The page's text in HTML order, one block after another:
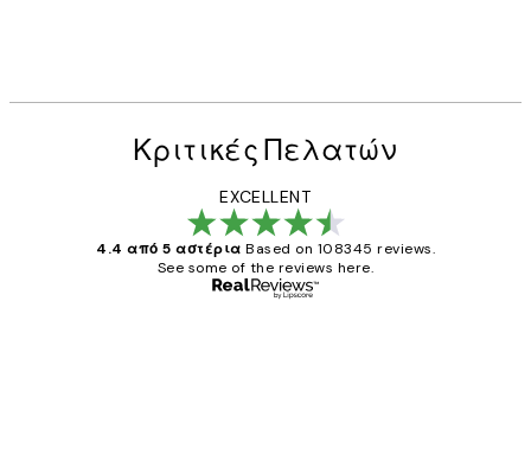
Κριτικές Πελατών
EXCELLENT
4.4 από 5 αστέρια Based on 108345 reviews.
See some of the reviews here.